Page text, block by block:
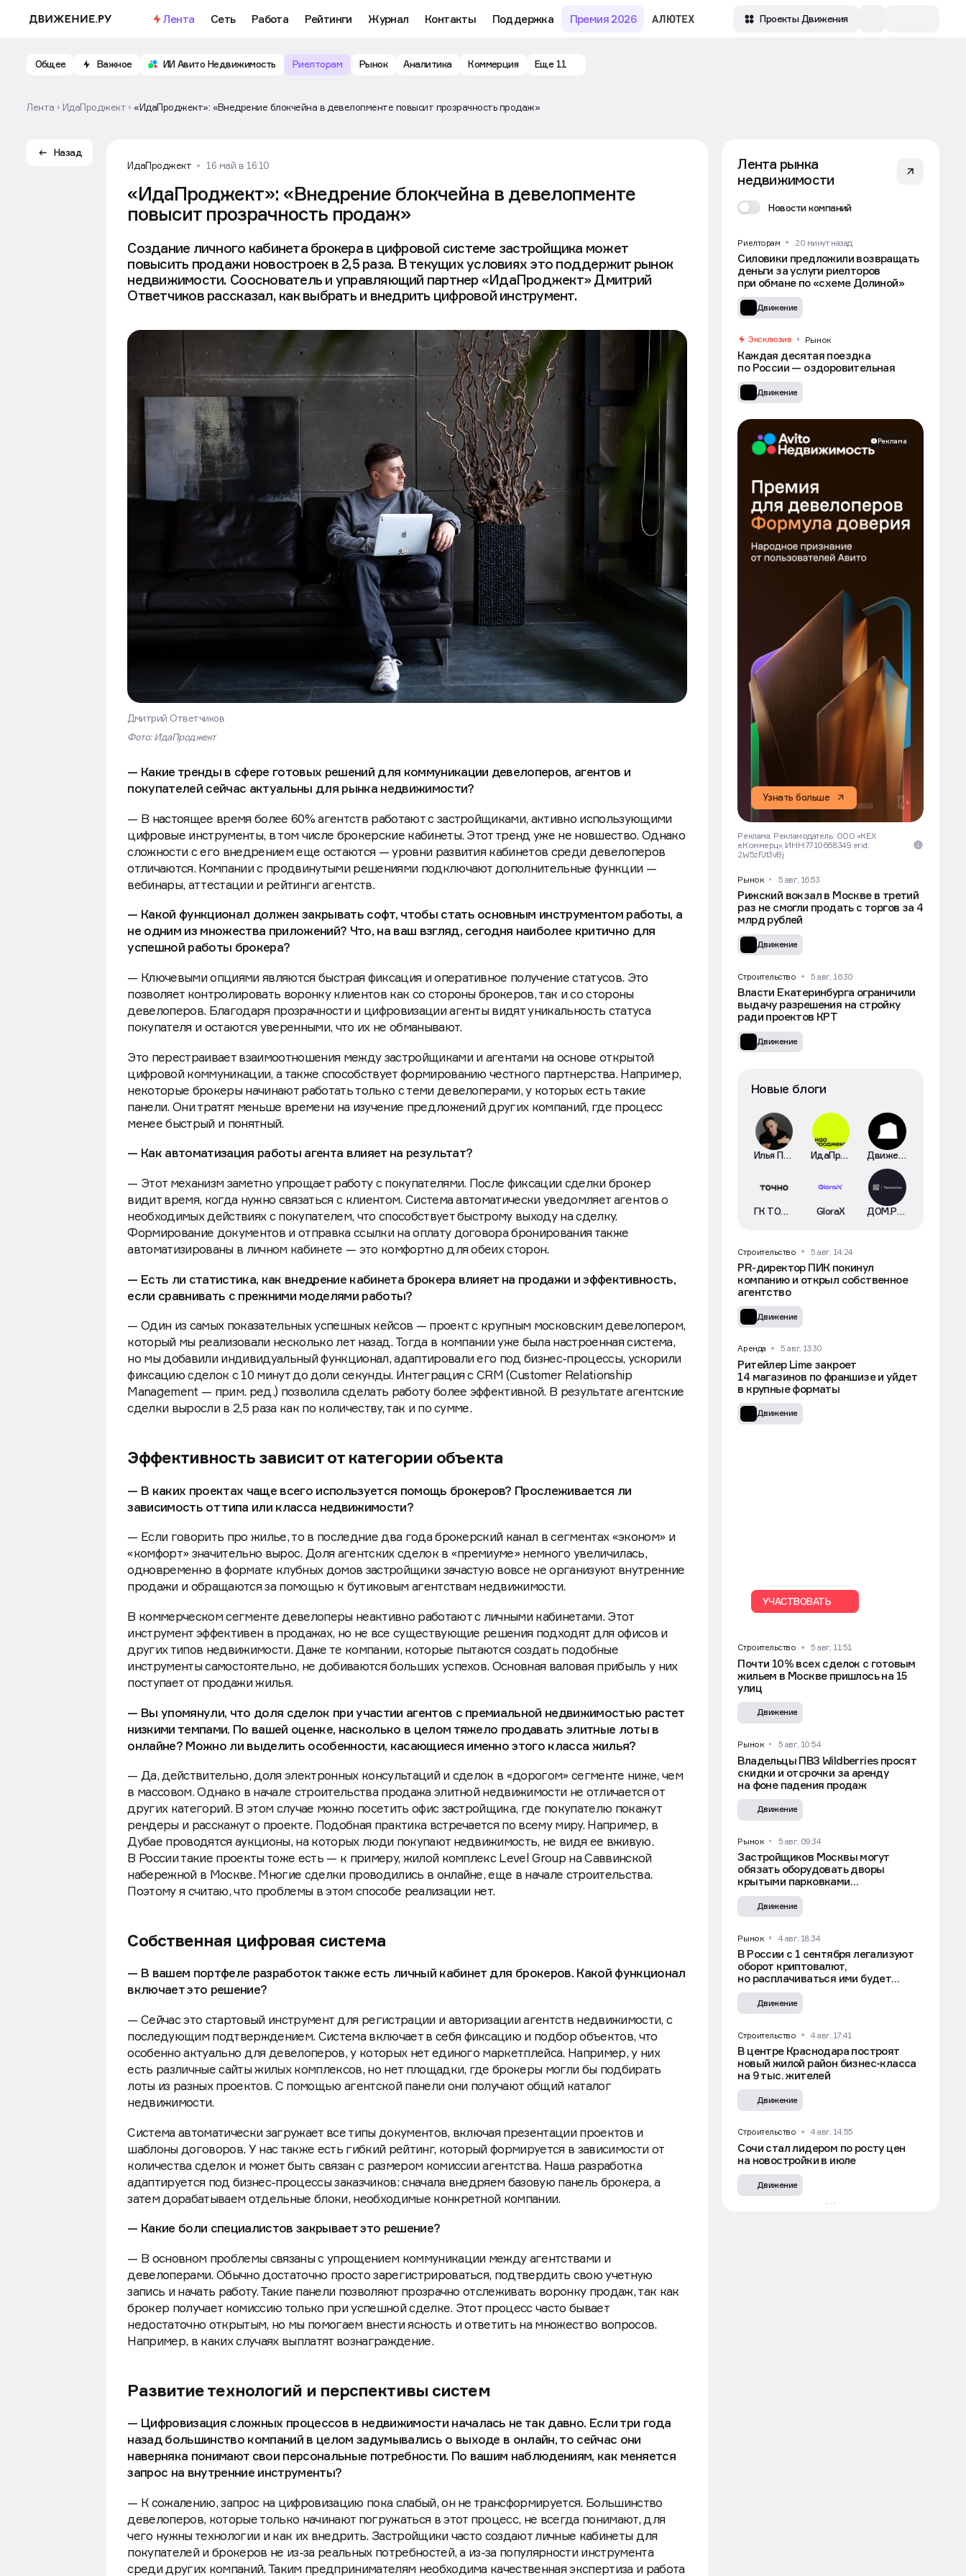
Важное Откройте доступ к бесплатному обучению и аналитике рынка в личном кабинете риелтора Зарегистрироваться
Лента Сеть Работа Рейтинги Журнал Контакты Поддержка Премия 2026 Проекты Движения
Общее Важное ИИ Авито Недвижимость Риелторам Рынок Аналитика Коммерция Еще 11
Лента ИдаПроджект «ИдаПроджект»: «Внедрение блокчейна в девелопменте повысит прозрачность продаж»
Назад
ИдаПроджект
16 май в 16:10
«ИдаПроджект»: «Внедрение блокчейна в девелопменте
повысит прозрачность продаж»
Создание личного кабинета брокера в цифровой системе застройщика может
повысить продажи новостроек в 2,5 раза. В текущих условиях это поддержит рынок
недвижимости. Сооснователь и управляющий партнер «ИдаПроджект» Дмитрий
Ответчиков рассказал, как выбрать и внедрить цифровой инструмент.
Дмитрий Ответчиков
Фото: ИдаПроджект
— Какие тренды в сфере готовых решений для коммуникации девелоперов, агентов и
покупателей сейчас актуальны для рынка недвижимости?
— В настоящее время более 60% агентств работают с застройщиками, активно использующими
цифровые инструменты, в том числе брокерские кабинеты. Этот тренд уже не новшество. Однако
сложности с его внедрением еще остаются — уровни развития кабинетов среди девелоперов
отличаются. Компании с продвинутыми решениями подключают дополнительные функции —
вебинары, аттестации и рейтинги агентств.
— Какой функционал должен закрывать софт, чтобы стать основным инструментом работы, а
не одним из множества приложений? Что, на ваш взгляд, сегодня наиболее критично для
успешной работы брокера?
— Ключевыми опциями являются быстрая фиксация и оперативное получение статусов. Это
позволяет контролировать воронку клиентов как со стороны брокеров, так и со стороны
девелоперов. Благодаря прозрачности и цифровизации агенты видят уникальность статуса
покупателя и остаются уверенными, что их не обманывают.
Это перестраивает взаимоотношения между застройщиками и агентами на основе открытой
цифровой коммуникации, а также способствует формированию честного партнерства. Например,
некоторые брокеры начинают работать только с теми девелоперами, у которых есть такие
панели. Они тратят меньше времени на изучение предложений других компаний, где процесс
менее быстрый и понятный.
— Как автоматизация работы агента влияет на результат?
— Этот механизм заметно упрощает работу с покупателями. После фиксации сделки брокер
видит время, когда нужно связаться с клиентом. Система автоматически уведомляет агентов о
необходимых действиях с покупателем, что способствует быстрому выходу на сделку.
Формирование документов и отправка ссылки на оплату договора бронирования также
автоматизированы в личном кабинете — это комфортно для обеих сторон.
— Есть ли статистика, как внедрение кабинета брокера влияет на продажи и эффективность,
если сравнивать с прежними моделями работы?
— Один из самых показательных успешных кейсов — проект с крупным московским девелопером,
который мы реализовали несколько лет назад. Тогда в компании уже была настроенная система,
но мы добавили индивидуальный функционал, адаптировали его под бизнес-процессы, ускорили
фиксацию сделок с 10 минут до доли секунды. Интеграция с CRM (Customer Relationship
Management — прим. ред.) позволила сделать работу более эффективной. В результате агентские
сделки выросли в 2,5 раза как по количеству, так и по сумме.
Эффективность зависит от категории объекта
— В каких проектах чаще всего используется помощь брокеров? Прослеживается ли
зависимость от типа или класса недвижимости?
— Если говорить про жилье, то в последние два года брокерский канал в сегментах «эконом» и
«комфорт» значительно вырос. Доля агентских сделок в «премиуме» немного увеличилась,
одновременно в формате клубных домов застройщики зачастую вовсе не организуют внутренние
продажи и обращаются за помощью к бутиковым агентствам недвижимости.
В коммерческом сегменте девелоперы неактивно работают с личными кабинетами. Этот
инструмент эффективен в продажах, но не все существующие решения подходят для офисов и
других типов недвижимости. Даже те компании, которые пытаются создать подобные
инструменты самостоятельно, не добиваются больших успехов. Основная валовая прибыль у них
поступает от продажи жилья.
— Вы упомянули, что доля сделок при участии агентов с премиальной недвижимостью растет
низкими темпами. По вашей оценке, насколько в целом тяжело продавать элитные лоты в
онлайне? Можно ли выделить особенности, касающиеся именно этого класса жилья?
— Да, действительно, доля электронных консультаций и сделок в «дорогом» сегменте ниже, чем
в массовом. Однако в начале строительства продажа элитной недвижимости не отличается от
других категорий. В этом случае можно посетить офис застройщика, где покупателю покажут
рендеры и расскажут о проекте. Подобная практика встречается по всему миру. Например, в
Дубае проводятся аукционы, на которых люди покупают недвижимость, не видя ее вживую.
В России такие проекты тоже есть — к примеру, жилой комплекс Level Group на Саввинской
набережной в Москве. Многие сделки проводились в онлайне, еще в начале строительства.
Поэтому я считаю, что проблемы в этом способе реализации нет.
Собственная цифровая система
— В вашем портфеле разработок также есть личный кабинет для брокеров. Какой функционал
включает это решение?
— Сейчас это стартовый инструмент для регистрации и авторизации агентств недвижимости, с
последующим подтверждением. Система включает в себя фиксацию и подбор объектов, что
особенно актуально для девелоперов, у которых нет единого маркетплейса. Например, у них
есть различные сайты жилых комплексов, но нет площадки, где брокеры могли бы подбирать
лоты из разных проектов. С помощью агентской панели они получают общий каталог
недвижимости.
Система автоматически загружает все типы документов, включая презентации проектов и
шаблоны договоров. У нас также есть гибкий рейтинг, который формируется в зависимости от
количества сделок и может быть связан с размером комиссии агентства. Наша разработка
адаптируется под бизнес-процессы заказчиков: сначала внедряем базовую панель брокера, а
затем дорабатываем отдельные блоки, необходимые конкретной компании.
— Какие боли специалистов закрывает это решение?
— В основном проблемы связаны с упрощением коммуникации между агентствами и
девелоперами. Обычно достаточно просто зарегистрироваться, подтвердить свою учетную
запись и начать работу. Такие панели позволяют прозрачно отслеживать воронку продаж, так как
брокер получает комиссию только при успешной сделке. Этот процесс часто бывает
недостаточно открытым, но мы помогаем внести ясность и ответить на множество вопросов.
Например, в каких случаях выплатят вознаграждение.
Развитие технологий и перспективы систем
— Цифровизация сложных процессов в недвижимости началась не так давно. Если три года
назад большинство компаний в целом задумывались о выходе в онлайн, то сейчас они
наверняка понимают свои персональные потребности. По вашим наблюдениям, как меняется
запрос на внутренние инструменты?
— К сожалению, запрос на цифровизацию пока слабый, он не трансформируется. Большинство
девелоперов, которые только начинают погружаться в этот процесс, не всегда понимают, для
чего нужны технологии и как их внедрить. Застройщики часто создают личные кабинеты для
покупателей и брокеров не из-за реальных потребностей, а из-за популярности инструмента
среди других компаний. Таким предпринимателям необходима качественная экспертиза и работа
Лента рынка
недвижимости
Новости компаний
Риелторам 20 минут назад
Силовики предложили возвращать
деньги за услуги риелторов
при обмане по «схеме Долиной»
Движение
Эксклюзив Рынок
Каждая десятая поездка
по России — оздоровительная
Движение
Реклама
Узнать больше
Реклама. Рекламодатель: ООО «КЕХ
еКоммерц», ИНН:7710668349 erid:
2W5zFJt3vBj
Рынок 5 авг, 16:53
Рижский вокзал в Москве в третий
раз не смогли продать с торгов за 4
млрд рублей
Движение
Строительство 5 авг, 16:30
Власти Екатеринбурга ограничили
выдачу разрешения на стройку
ради проектов КРТ
Движение
Новые блоги
Илья Пискулин ИдаПроджект Движение
ГК ТОЧНО GloraX ДОМ.РФ Технологии
Строительство 5 авг, 14:24
PR-директор ПИК покинул
компанию и открыл собственное
агентство
Движение
Аренда 5 авг, 13:30
Ритейлер Lime закроет
14 магазинов по франшизе и уйдет
в крупные форматы
Движение
УЧАСТВОВАТЬ
Строительство 5 авг, 11:51
Почти 10% всех сделок с готовым
жильем в Москве пришлось на 15
улиц
Движение
Рынок 5 авг, 10:54
Владельцы ПВЗ Wildberries просят
скидки и отсрочки за аренду
на фоне падения продаж
Движение
Рынок 5 авг, 09:34
Застройщиков Москвы могут
обязать оборудовать дворы
крытыми парковками
для самокатов — СМИ
Движение
Рынок 4 авг, 18:34
В России с 1 сентября легализуют
оборот криптовалют,
но расплачиваться ими будет
нельзя
Движение
Строительство 4 авг, 17:41
В центре Краснодара построят
новый жилой район бизнес-класса
на 9 тыс. жителей
Движение
Строительство 4 авг, 14:55
Сочи стал лидером по росту цен
на новостройки в июле
Движение